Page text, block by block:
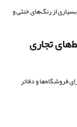
از رنگ‌های خنثی و
تجاری
فروشگاه‌ها و دفاتر